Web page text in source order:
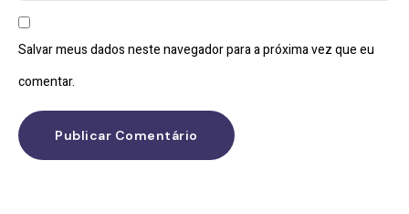
Salvar meus dados neste navegador para a próxima vez que eu
comentar.